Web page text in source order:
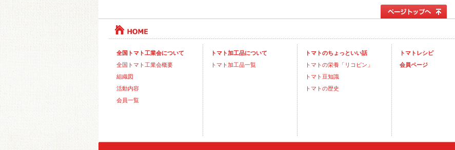
全国トマト工業会について
全国トマト工業会概要
組織図
活動内容
会員一覧
トマト加工品について
トマト加工品一覧
トマトのちょっといい話
トマトの栄養「リコピン」
トマト豆知識
トマトの歴史
トマトレシピ
会員ページ